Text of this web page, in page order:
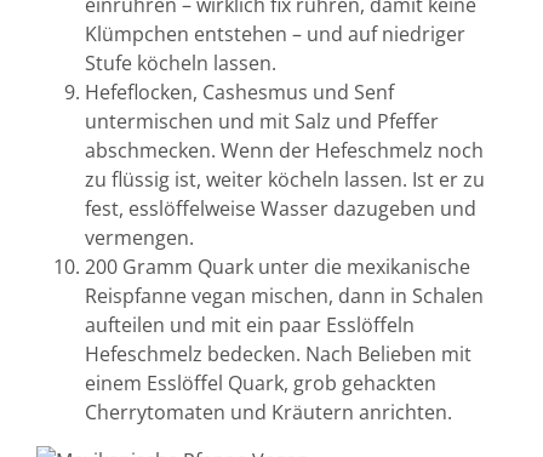
Klümpchen entstehen – und auf niedriger
Stufe köcheln lassen.
Hefeflocken, Cashesmus und Senf
untermischen und mit Salz und Pfeffer
abschmecken. Wenn der Hefeschmelz noch
zu flüssig ist, weiter köcheln lassen. Ist er zu
fest, esslöffelweise Wasser dazugeben und
vermengen.
200 Gramm Quark unter die mexikanische
Reispfanne vegan mischen, dann in Schalen
aufteilen und mit ein paar Esslöffeln
Hefeschmelz bedecken. Nach Belieben mit
einem Esslöffel Quark, grob gehackten
Cherrytomaten und Kräutern anrichten.